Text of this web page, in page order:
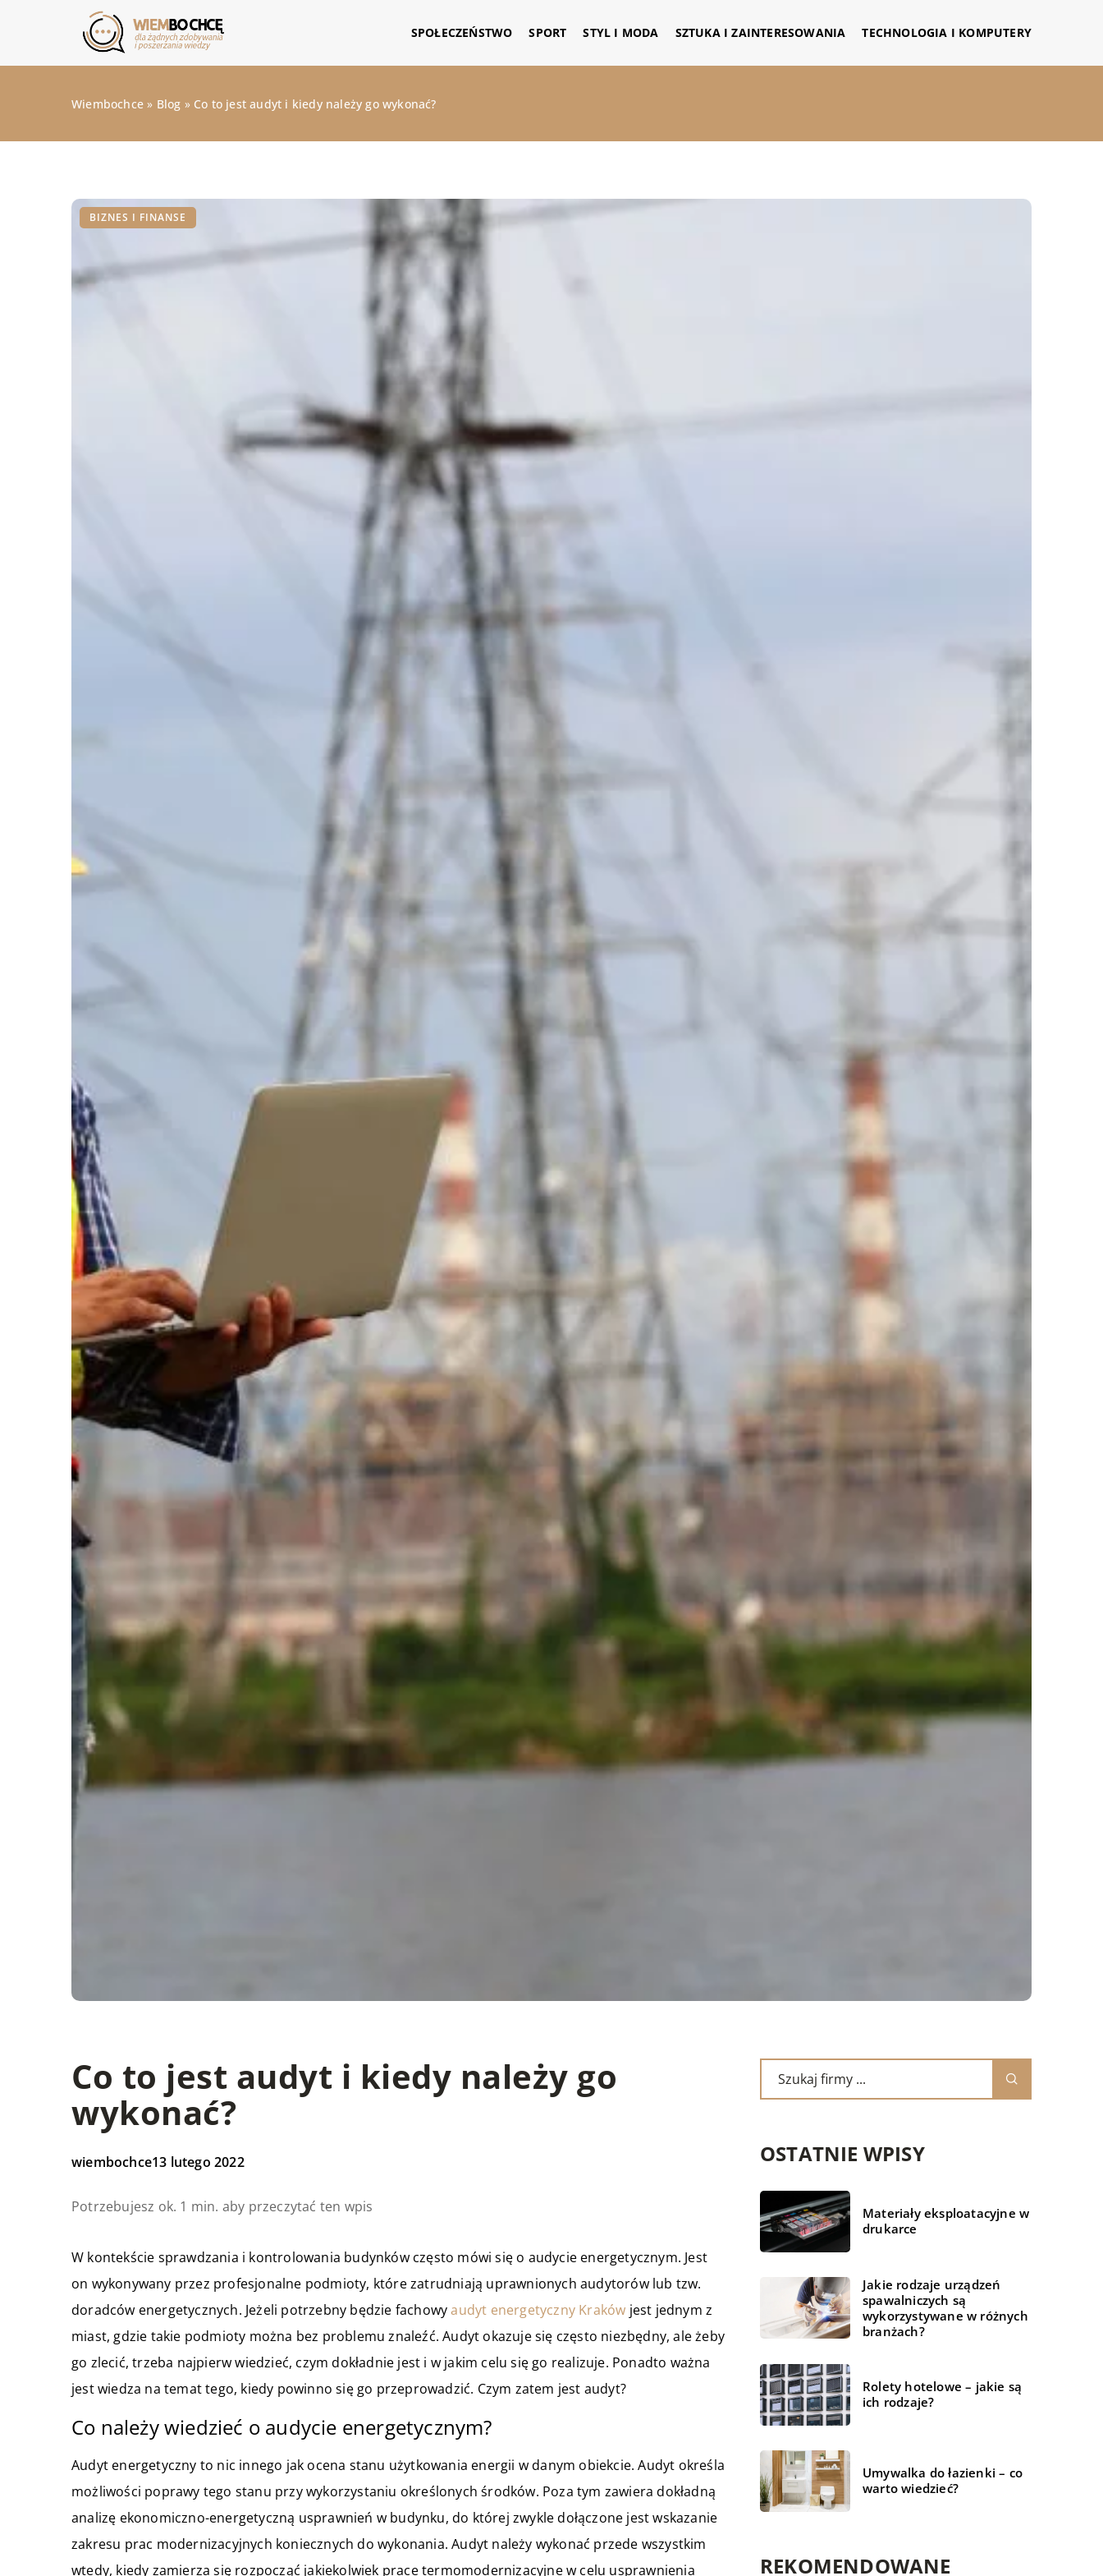
SPOŁECZEŃSTWO SPORT STYL I MODA SZTUKA I ZAINTERESOWANIA TECHNOLOGIA I KOMPUTERY
Wiembochce » Blog » Co to jest audyt i kiedy należy go wykonać?
BIZNES I FINANSE
Co to jest audyt i kiedy należy go
wykonać?
wiembochce13 lutego 2022
Potrzebujesz ok. 1 min. aby przeczytać ten wpis
W kontekście sprawdzania i kontrolowania budynków często mówi się o audycie energetycznym. Jest
on wykonywany przez profesjonalne podmioty, które zatrudniają uprawnionych audytorów lub tzw.
doradców energetycznych. Jeżeli potrzebny będzie fachowyaudyt energetyczny Kraków jest jednym z
miast, gdzie takie podmioty można bez problemu znaleźć. Audyt okazuje się często niezbędny, ale żeby
go zlecić, trzeba najpierw wiedzieć, czym dokładnie jest i w jakim celu się go realizuje. Ponadto ważna
jest wiedza na temat tego, kiedy powinno się go przeprowadzić. Czym zatem jest audyt?
Co należy wiedzieć o audycie energetycznym?
Audyt energetyczny to nic innego jak ocena stanu użytkowania energii w danym obiekcie. Audyt określa
możliwości poprawy tego stanu przy wykorzystaniu określonych środków. Poza tym zawiera dokładną
analizę ekonomiczno-energetyczną usprawnień w budynku, do której zwykle dołączone jest wskazanie
zakresu prac modernizacyjnych koniecznych do wykonania. Audyt należy wykonać przede wszystkim
wtedy, kiedy zamierza się rozpocząć jakiekolwiek prace termomodernizacyjne w celu usprawnienia
OSTATNIE WPISY
Materiały eksploatacyjne w
drukarce
Jakie rodzaje urządzeń
spawalniczych są
wykorzystywane w różnych
branżach?
Rolety hotelowe – jakie są
ich rodzaje?
Umywalka do łazienki – co
warto wiedzieć?
REKOMENDOWANE